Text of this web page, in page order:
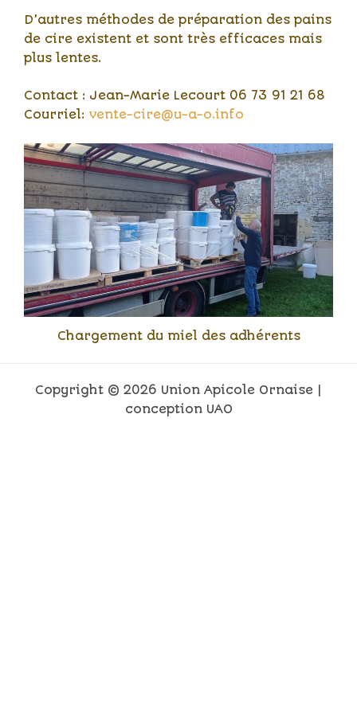
D’autres méthodes de préparation des pains
de cire existent et sont très efficaces mais
plus lentes.
Contact : Jean-Marie Lecourt 06 73 91 21 68
Courriel: vente-cire@u-a-o.info
Chargement du miel des adhérents
Copyright © 2026 Union Apicole Ornaise |
conception UAO